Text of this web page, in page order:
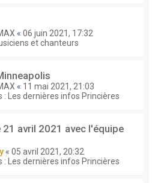
« 06 juin 2021, 17:32
et chanteurs
« 11 mai 2021, 21:03
: Les dernières infos Princières
avril 2021 avec l'équipe
« 05 avril 2021, 20:32
: Les dernières infos Princières